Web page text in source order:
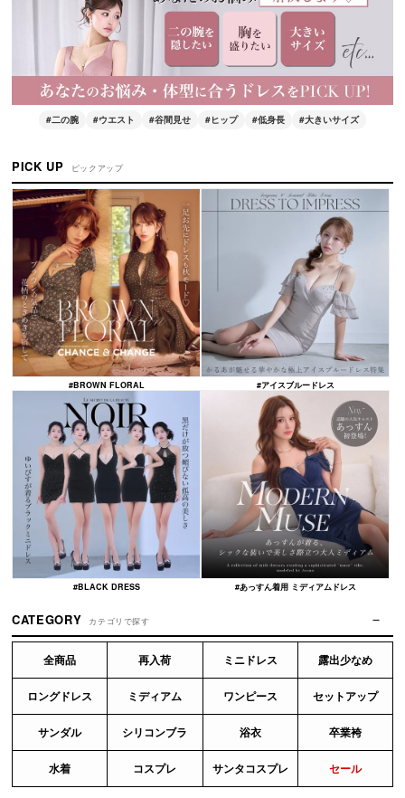
#二の腕 #ウエスト #谷間見せ #ヒップ #低身長 #大きいサイズ
PICK UP ピックアップ
#BROWN FLORAL #アイスブルードレス
#BLACK DRESS #あっすん着用 ミディアムドレス
CATEGORY カテゴリで探す
全商品 再入荷 ミニドレス 露出少なめ
ロングドレス ミディアム ワンピース セットアップ
サンダル シリコンブラ 浴衣 卒業袴
水着 コスプレ サンタコスプレ セール